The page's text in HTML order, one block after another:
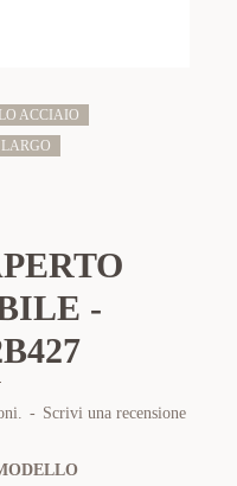
ACCIAIO
-
- Scrivi una recensione